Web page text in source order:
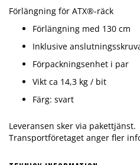
Förlängning för ATX®-räck
Förlängning med 130 cm
Inklusive
Förpackningsenhet i par
Vikt ca 14,3 kg / bit
Färg: svart
Leveransen sker via pakettjänst.
Transportföretaget anger fler